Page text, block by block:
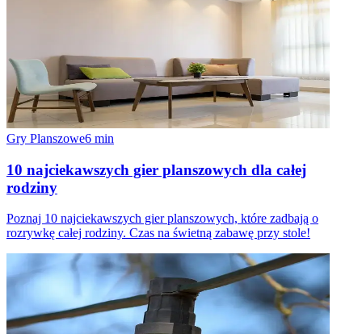
Gry Planszowe6 min
10 najciekawszych gier planszowych dla całej
rodziny
Poznaj 10 najciekawszych gier planszowych, które zadbają o
rozrywkę całej rodziny. Czas na świetną zabawę przy stole!